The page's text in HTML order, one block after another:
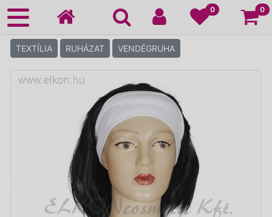
0 0
TEXTÍLIA RUHÁZAT VENDÉGRUHA